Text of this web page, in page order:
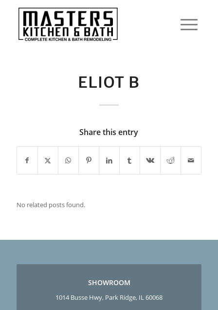
ELIOT B
Share this entry
No related posts found.
SHOWROOM
1014 Busse Hwy, Park Ridge, IL 60068